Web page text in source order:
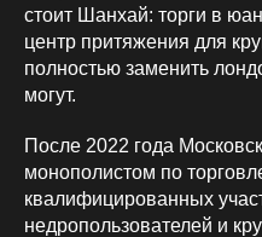
стоит Шанхай: торги в
центр притяжения для
полностью заменить
могут.
После 2022 года
монополистом по
квалифицированных
недропользователей и